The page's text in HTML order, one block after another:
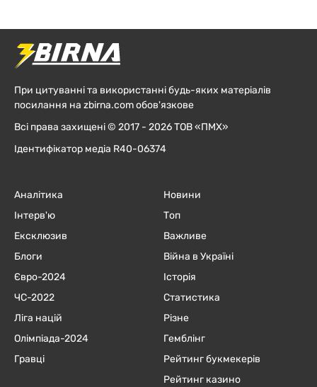
При цитуванні та використанні будь-яких матеріалів
посилання на zbirna.com обов'язкове
Всі права захищені © 2017 - 2026 ТОВ «ПМХ»
Ідентифікатор медіа R40-06374
Аналітика
Інтерв'ю
Ексклюзив
Блоги
Євро-2024
ЧC-2022
Ліга націй
Олімпіада-2024
Гравці
Новини
Топ
Важливе
Війна в Україні
Історія
Статистика
Різне
Гемблінг
Рейтинг букмекерів
Рейтинг казино